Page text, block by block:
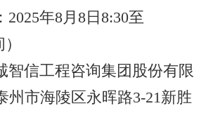
2025年8月8日8:30至
智信工程咨询集团股份有限
州市海陵区永晖路3-21新胜